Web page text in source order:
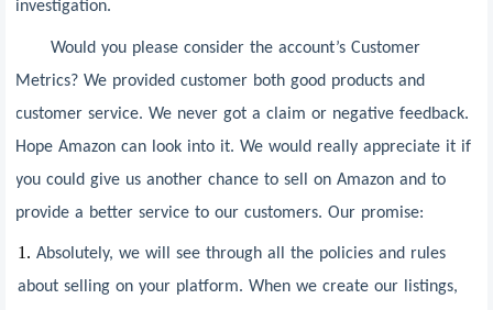
investigation.
Would you please consider the account’s Customer
Metrics? We provided customer both good products and
customer service. We never got a claim or negative feedback.
Hope Amazon can look into it. We would really appreciate it if
you could give us another chance to sell on Amazon and to
provide a better service to our customers. Our promise:
1. Absolutely, we will see through all the policies and rules
about selling on your platform. When we create our listings,